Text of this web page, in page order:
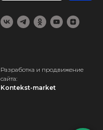
Разработка и продвижение
сайта:
Kontekst-market